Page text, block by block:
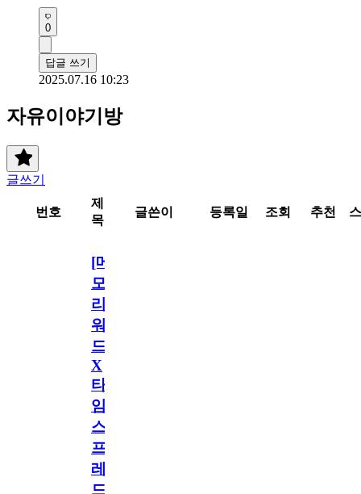
0
답글 쓰기
2025.07.16 10:23
자유이야기방
글쓰기
번호
제
목
글쓴이 등록일 조회 추천
[메
모
리
워
드
X
타
임
스
프
레
드]